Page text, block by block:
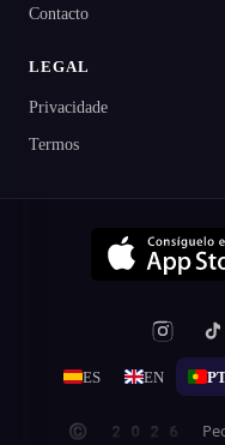
Contacto
LEGAL
Privacidade
Termos
ES EN
© 2026